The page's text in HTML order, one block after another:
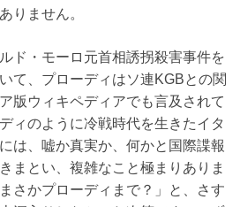
りません。
ド・モーロ元首相誘拐殺害事件を
て、プローディはソ連KGBとの関
版ウィキペディアでも言及されて
ィのように冷戦時代を生きたイタ
は、嘘か真実か、何かと国際諜報
まとい、複雑なこと極まりありま
さかプローディまで？」と、さす